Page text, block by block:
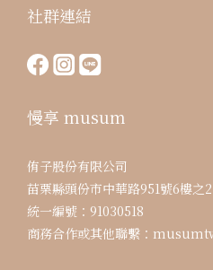
社群連結
慢享 musum
侑子股份有限公司
苗栗縣頭份市中華路951號6樓之2
統一編號：91030518
商務合作或其他聯繫：